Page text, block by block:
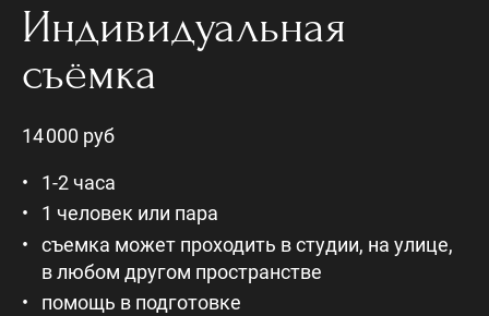
Индивидуальная
съёмка
14 000 руб
1-2 часа
1 человек или пара
съемка может проходить в студии, на улице,
в любом другом пространстве
помощь в подготовке